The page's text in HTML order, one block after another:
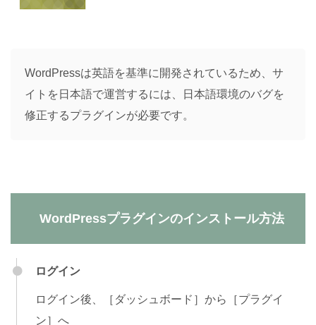
WordPressは英語を基準に開発されているため、サ
イトを日本語で運営するには、日本語環境のバグを
修正するプラグインが必要です。
WordPressプラグインのインストール方法
ログイン
ログイン後、［ダッシュボード］から［プラグイ
ン］へ